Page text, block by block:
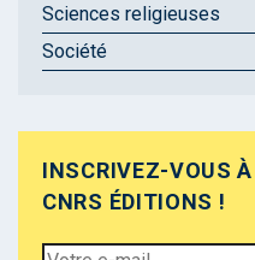
Sciences religieuses
Société
INSCRIVEZ-VOUS
CNRS ÉDITIONS !